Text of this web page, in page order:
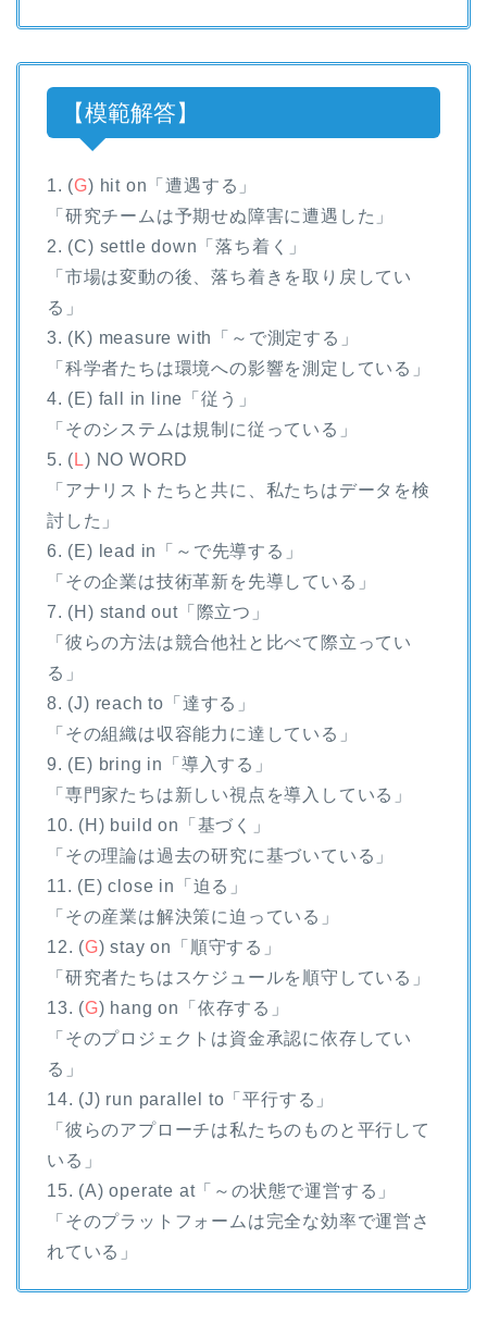
【模範解答】
1. (G) hit on「遭遇する」
「研究チームは予期せぬ障害に遭遇した」
2. (C) settle down「落ち着く」
「市場は変動の後、落ち着きを取り戻してい
る」
3. (K) measure with「～で測定する」
「科学者たちは環境への影響を測定している」
4. (E) fall in line「従う」
「そのシステムは規制に従っている」
5. ( L) NO WORD
「アナリストたちと共に、私たちはデータを検
討した」
6. (E) lead in「～で先導する」
「その企業は技術革新を先導している」
7. (H) stand out「際立つ」
「彼らの方法は競合他社と比べて際立ってい
る」
8. (J) reach to「達する」
「その組織は収容能力に達している」
9. (E) bring in「導入する」
「専門家たちは新しい視点を導入している」
10. (H) build on「基づく」
「その理論は過去の研究に基づいている」
11. (E) close in「迫る」
「その産業は解決策に迫っている」
12. (G) stay on「順守する」
「研究者たちはスケジュールを順守している」
13. (G) hang on「依存する」
「そのプロジェクトは資金承認に依存してい
る」
14. (J) run parallel to「平行する」
「彼らのアプローチは私たちのものと平行して
いる」
15. (A) operate at「～の状態で運営する」
「そのプラットフォームは完全な効率で運営さ
れている」